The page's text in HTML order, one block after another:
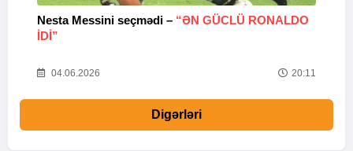
Nesta Messini seçmədi – “ƏN GÜCLÜ RONALDO
IDI”
04.06.2026 20:11
Digərləri